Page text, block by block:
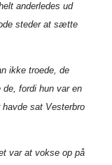
anderledes ud
steder at sætte
ikke troede, de
fordi hun var en
sat Vesterbro
var at vokse op på